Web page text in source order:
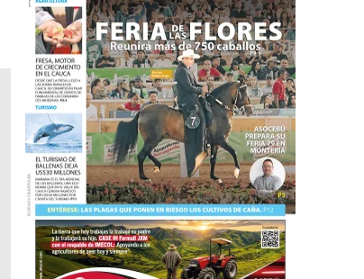
02
BITÁCORA EMPRESARIAL 10.000 LR
Recopilación clasificada por sectores
regiones del comportamiento general y
de las 10.000 primeras empresas en ventas
Colombia.